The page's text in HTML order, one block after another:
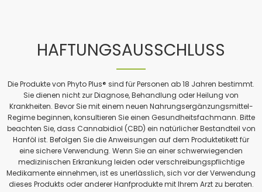
HAFTUNGSAUSSCHLUSS
Die Produkte von Phyto Plus® sind für Personen ab 18 Jahren bestimmt.
Sie dienen nicht zur Diagnose, Behandlung oder Heilung von
Krankheiten. Bevor Sie mit einem neuen Nahrungsergänzungsmittel-
Regime beginnen, konsultieren Sie einen Gesundheitsfachmann. Bitte
beachten Sie, dass Cannabidiol (CBD) ein natürlicher Bestandteil von
Hanföl ist. Befolgen Sie die Anweisungen auf dem Produktetikett für
eine sichere Verwendung. Wenn Sie an einer schwerwiegenden
medizinischen Erkrankung leiden oder verschreibungspflichtige
Medikamente einnehmen, ist es unerlässlich, sich vor der Verwendung
dieses Produkts oder anderer Hanfprodukte mit Ihrem Arzt zu beraten.